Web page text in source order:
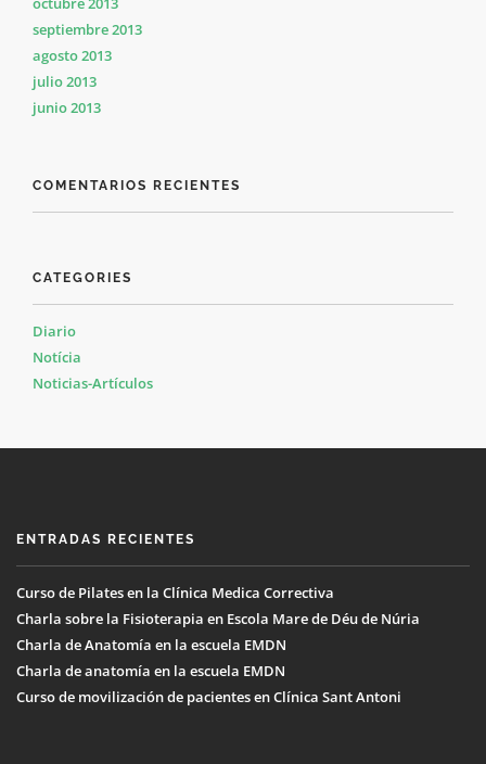
septiembre 2013
agosto 2013
julio 2013
junio 2013
COMENTARIOS RECIENTES
CATEGORIES
Diario
Notícia
Noticias-Artículos
ENTRADAS RECIENTES
Curso de Pilates en la Clínica Medica Correctiva
Charla sobre la Fisioterapia en Escola Mare de Déu de Núria
Charla de Anatomía en la escuela EMDN
Charla de anatomía en la escuela EMDN
Curso de movilización de pacientes en Clínica Sant Antoni